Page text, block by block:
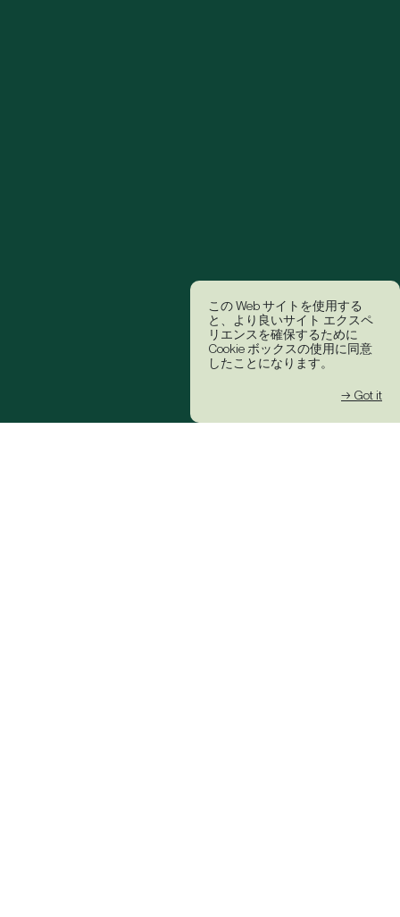
この Web サイトを使用する
と、より良いサイト エクスペ
リエンスを確保するために
Cookie ボックスの使用に同意
したことになります。
→ Got it